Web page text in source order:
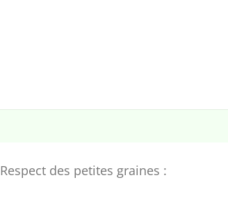
Respect des petites graines :